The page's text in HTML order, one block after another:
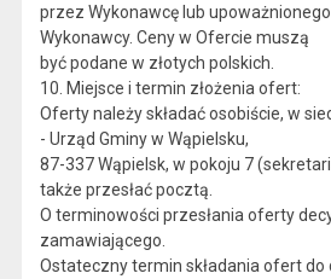
przez Wykonawcę lub
Wykonawcy. Ceny w Ofercie muszą
być podane w złotych polskich.
10. Miejsce i termin złożenia ofert:
Oferty należy składać osobiście, w
- Urząd Gminy w Wąpielsku,
87-337 Wąpielsk, w pokoju 7
także przesłać pocztą.
O terminowości przesłania oferty
zamawiającego.
Ostateczny termin składania ofert do